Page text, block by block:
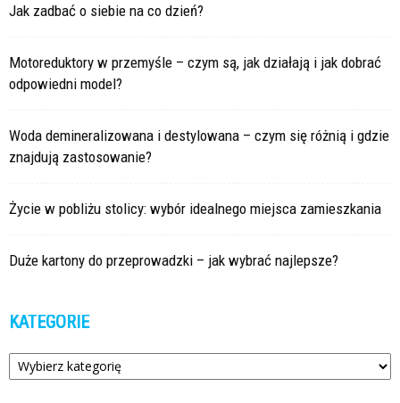
Jak zadbać o siebie na co dzień?
Motoreduktory w przemyśle – czym są, jak działają i jak dobrać
odpowiedni model?
Woda demineralizowana i destylowana – czym się różnią i gdzie
znajdują zastosowanie?
Życie w pobliżu stolicy: wybór idealnego miejsca zamieszkania
Duże kartony do przeprowadzki – jak wybrać najlepsze?
KATEGORIE
Kategorie